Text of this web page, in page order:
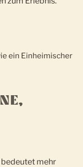
bedeutet mehr